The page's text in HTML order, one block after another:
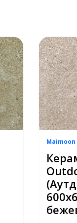
Maimoon